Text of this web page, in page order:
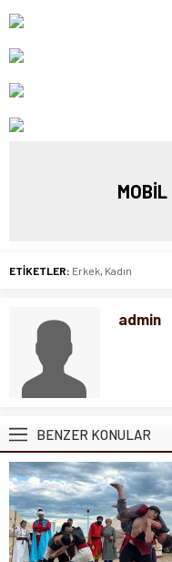
ETİKETLER: Erkek Kadın
admin
BENZER KONULAR